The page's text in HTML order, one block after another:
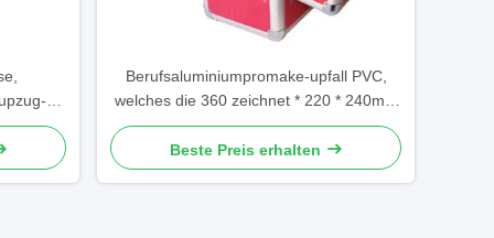
Berufsaluminiumpromake-upfall PVC,
welches die 360 zeichnet * 220 * 240mm
einfache Reinigung
Beste Preis erhalten